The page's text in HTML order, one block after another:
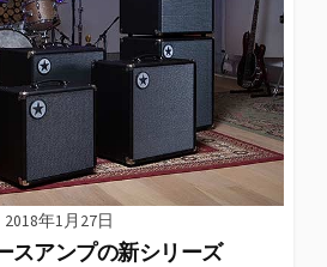
2018年1月27日
スアンプの新シリーズ